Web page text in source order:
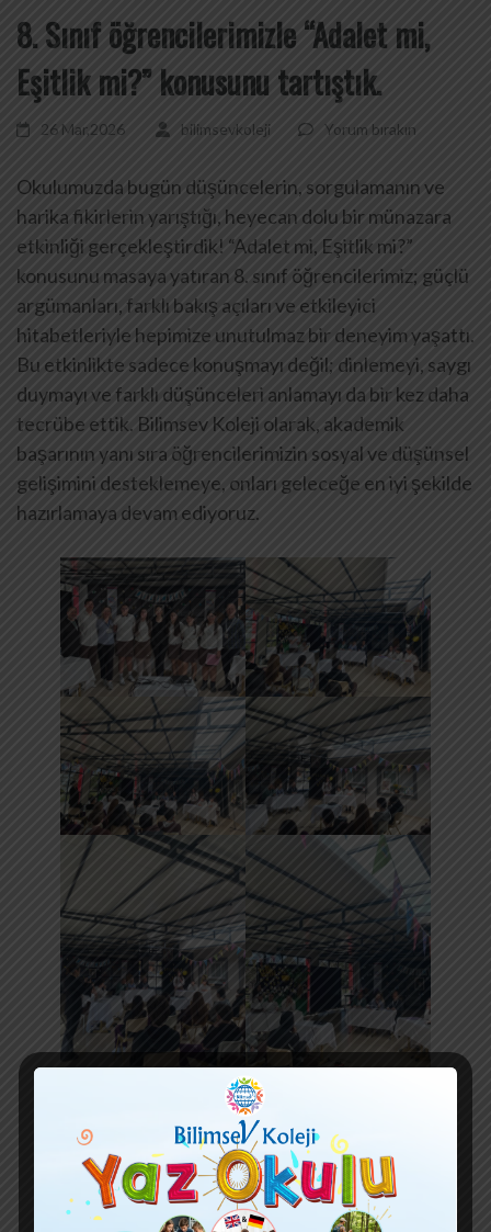
8. Sınıf öğrencilerimizle “Adalet mi,
Eşitlik mi?” konusunu tartıştık.
26 Mar,2026 bilimsevkoleji Yorum bırakın
Okulumuzda bugün düşüncelerin, sorgulamanın ve
harika fikirlerin yarıştığı, heyecan dolu bir münazara
etkinliği gerçekleştirdik! “Adalet mi, Eşitlik mi?”
konusunu masaya yatıran 8. sınıf öğrencilerimiz; güçlü
argümanları, farklı bakış açıları ve etkileyici
hitabetleriyle hepimize unutulmaz bir deneyim yaşattı.
Bu etkinlikte sadece konuşmayı değil; dinlemeyi, saygı
duymayı ve farklı düşünceleri anlamayı da bir kez daha
tecrübe ettik. Bilimsev Koleji olarak, akademik
başarının yanı sıra öğrencilerimizin sosyal ve düşünsel
gelişimini desteklemeye, onları geleceğe en iyi şekilde
hazırlamaya devam ediyoruz.